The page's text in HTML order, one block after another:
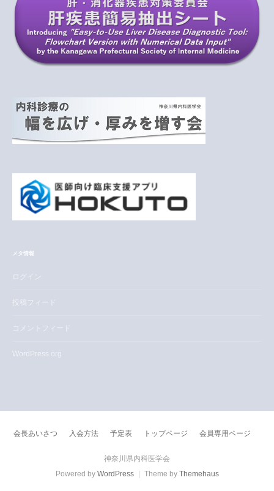
メタ情報
ログイン
投稿フィード
コメントフィード
WordPress.org
会長あいさつ 入会方法 予定表 トップページ 会員専用ページ
神奈川県内科医学会
Powered by WordPress Theme by Themehaus